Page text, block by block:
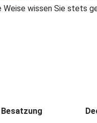
wissen Sie stets
Besatzung